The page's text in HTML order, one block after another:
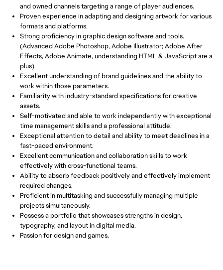
and owned channels targeting a range of player audiences.
Proven experience in adapting and designing artwork for various
formats and platforms.
Strong proficiency in graphic design software and tools.
(Advanced Adobe Photoshop, Adobe Illustrator; Adobe After
Effects, Adobe Animate, understanding HTML & JavaScript are a
plus)
Excellent understanding of brand guidelines and the ability to
work within those parameters.
Familiarity with industry-standard specifications for creative
assets.
Self-motivated and able to work independently with exceptional
time management skills and a professional attitude.
Exceptional attention to detail and ability to meet deadlines in a
fast-paced environment.
Excellent communication and collaboration skills to work
effectively with cross-functional teams.
Ability to absorb feedback positively and effectively implement
required changes.
Proficient in multitasking and successfully managing multiple
projects simultaneously.
Possess a portfolio that showcases strengths in design,
typography, and layout in digital media.
Passion for design and games.